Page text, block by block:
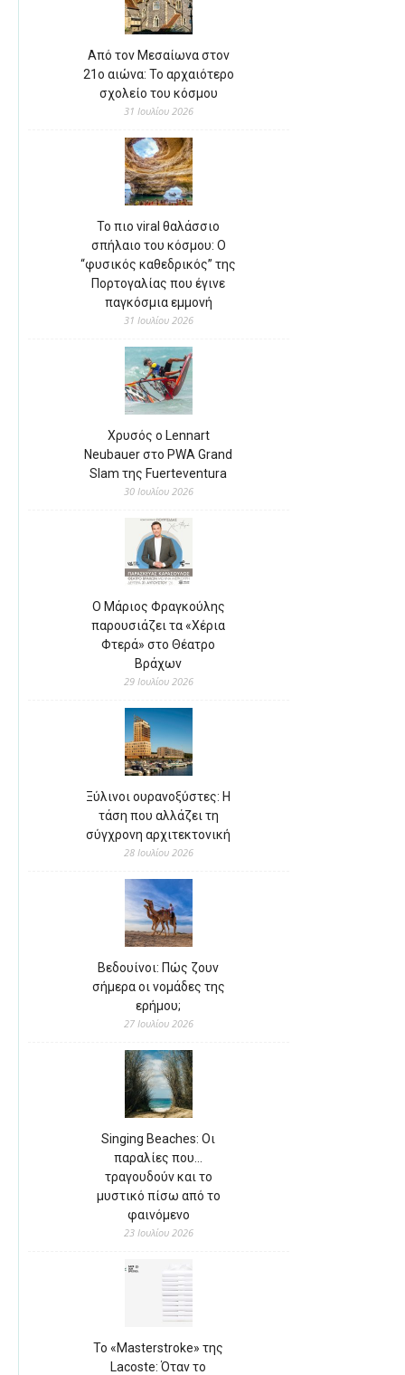
Από τον Μεσαίωνα στον
21ο αιώνα: Το αρχαιότερο
σχολείο του κόσμου
31 Ιουλίου 2026
Το πιο viral θαλάσσιο
σπήλαιο του κόσμου: Ο
“φυσικός καθεδρικός” της
Πορτογαλίας που έγινε
παγκόσμια εμμονή
31 Ιουλίου 2026
Χρυσός ο Lennart
Neubauer στο PWA Grand
Slam της Fuerteventura
30 Ιουλίου 2026
Ο Μάριος Φραγκούλης
παρουσιάζει τα «Χέρια
Φτερά» στο Θέατρο
Βράχων
29 Ιουλίου 2026
Ξύλινοι ουρανοξύστες: Η
τάση που αλλάζει τη
σύγχρονη αρχιτεκτονική
28 Ιουλίου 2026
Βεδουίνοι: Πώς ζουν
σήμερα οι νομάδες της
ερήμου;
27 Ιουλίου 2026
Singing Beaches: Οι
παραλίες που…
τραγουδούν και το
μυστικό πίσω από το
φαινόμενο
23 Ιουλίου 2026
Το «Masterstroke» της
Lacoste: Όταν το